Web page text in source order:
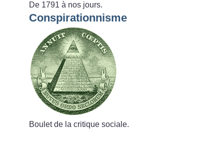
De 1791 à nos jours.
Conspirationnisme
Boulet de la critique sociale.